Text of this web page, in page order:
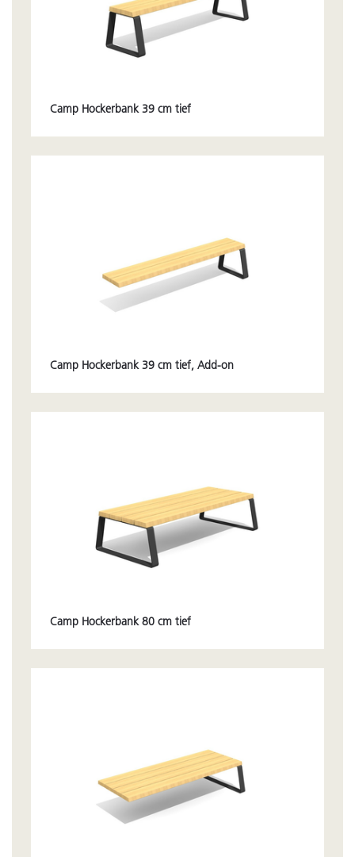
Camp Hockerbank 39 cm tief
Camp Hockerbank 39 cm tief, Add-on
Camp Hockerbank 80 cm tief